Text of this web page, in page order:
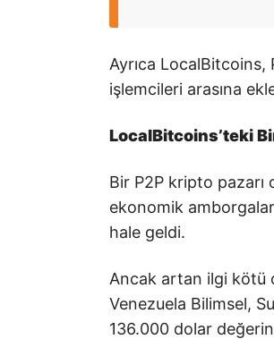
Ayrıca LocalBitcoins,
işlemcileri arasına
LocalBitcoins’teki
Bir P2P kripto
ekonomik
hale geldi.
Ancak artan ilgi kötü
Venezuela Bilimsel,
136.000 dolar